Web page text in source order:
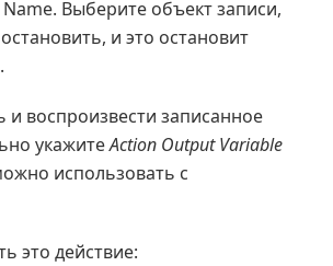
Выберите объект записи,
и это остановит
и воспроизвести записанное
укажитеAction Output Variable
использовать с
это действие: